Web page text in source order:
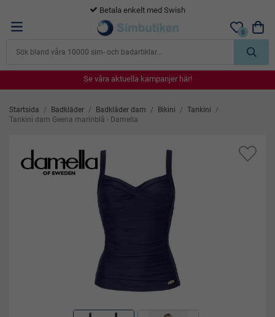
365 dagars öppet köp
0
Se våra aktuella kampanjer här!
Se våra aktuella kampanjer här!
Se våra aktuella kampanjer här!
Se våra aktuella kampanjer här!
Startsida / Badkläder / Badkläder dam / Bikini / Tankini
/
Tankini dam Geena marinblå - Damella